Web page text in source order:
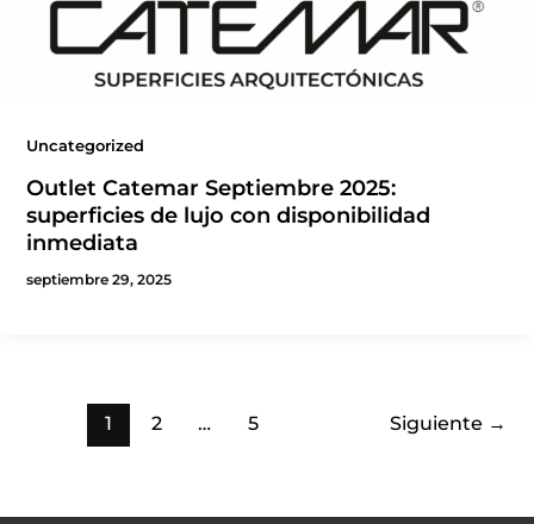
Uncategorized
Outlet Catemar Septiembre 2025:
superficies de lujo con disponibilidad
inmediata
septiembre 29, 2025
1 2 … 5 Siguiente →